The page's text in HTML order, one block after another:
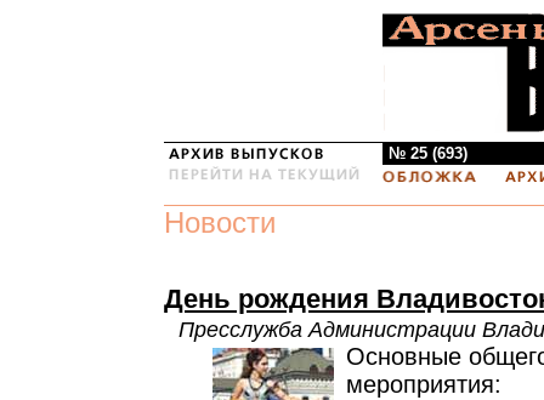
№ 25 (693)
Новости
День рождения
Пресслужба Администрации
Основные
мероприятия: